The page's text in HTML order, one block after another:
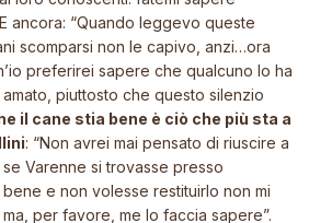
E ancora: “Quando leggevo queste
scomparsi non le capivo, anzi…ora
preferirei sapere che qualcuno lo ha
piuttosto che questo silenzio
il cane stia bene è ciò che più sta a
: “Non avrei mai pensato di riuscire a
Varenne si trovasse presso
e non volesse restituirlo non mi
per favore, me lo faccia sapere”.